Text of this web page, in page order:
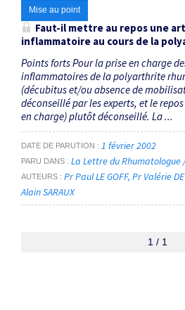
Mise au point
Faut-il mettre au repos une
inflammatoire au cours de la
Points forts Pour la prise en charge
inflammatoires de la polyarthrite
(décubitus et/ou absence de
déconseillé par les experts, et le
en charge) plutôt déconseillé. La ...
DATE DE PARUTION 1 février 2002
PARU DANS La Lettre du Rhumatologue
AUTEURS Pr Paul LE GOFF Pr Valérie
Alain SARAUX
1 / 1